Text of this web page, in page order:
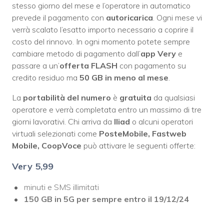
stesso giorno del mese e l’operatore in automatico
prevede il pagamento con autoricarica. Ogni mese vi
verrà scalato l’esatto importo necessario a coprire il
costo del rinnovo. In ogni momento potete sempre
cambiare metodo di pagamento dall’app Very e
passare a un’offerta FLASH con pagamento su
credito residuo ma 50 GB in meno al mese.
La portabilità del numero è gratuita da qualsiasi
operatore e verrà completata entro un massimo di tre
giorni lavorativi. Chi arriva da Iliad o alcuni operatori
virtuali selezionati come PosteMobile, Fastweb
Mobile, CoopVoce può attivare le seguenti offerte:
Very 5,99
minuti e SMS illimitati
150 GB in 5G per sempre entro il 19/12/24